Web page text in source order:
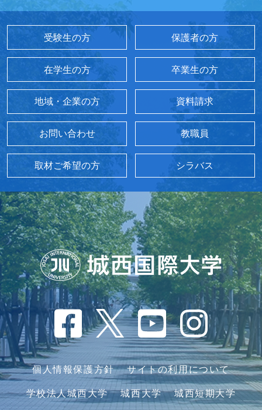
受験生の方 保護者の方
在学生の方 卒業生の方
地域・企業の方 資料請求
お問い合わせ 教職員
取材ご希望の方 シラバス
個人情報保護方針 サイトの利用について
学校法人城西大学 城西大学 城西短期大学